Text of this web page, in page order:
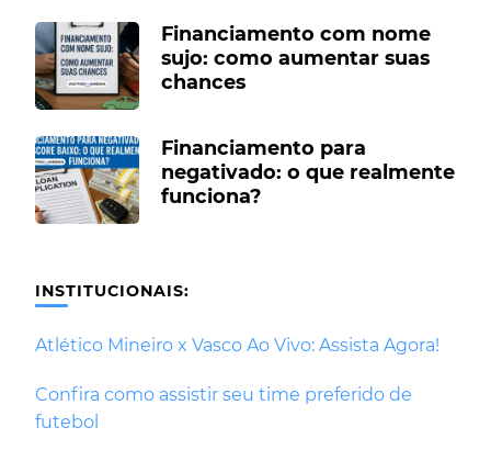
Financiamento com nome
sujo: como aumentar suas
chances
Financiamento para
negativado: o que realmente
funciona?
INSTITUCIONAIS:
Atlético Mineiro x Vasco Ao Vivo: Assista Agora!
Confira como assistir seu time preferido de
futebol